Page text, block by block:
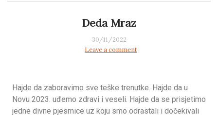
Deda Mraz
30/11/2022
Leave a comment
Hajde da zaboravimo sve teške trenutke. Hajde da u
Novu 2023. uđemo zdravi i veseli. Hajde da se prisjetimo
jedne divne pjesmice uz koju smo odrastali i dočekivali